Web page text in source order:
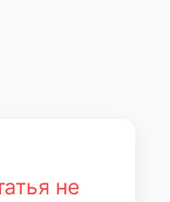
не